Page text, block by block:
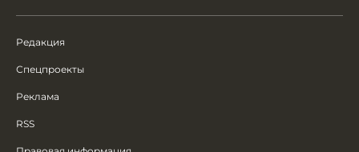
Редакция
Спецпроекты
Реклама
RSS